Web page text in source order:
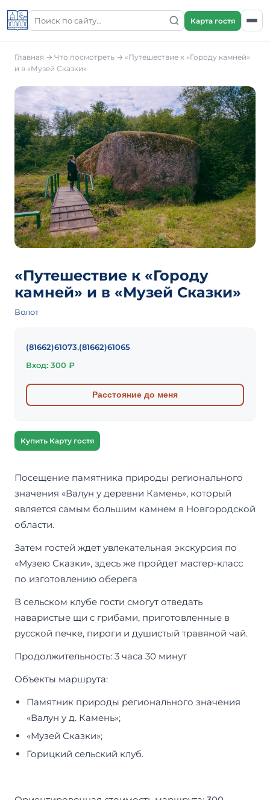
Карта гостя
Главная → Что посмотреть → «Путешествие к «Городу камней»
и в «Музей Сказки»
«Путешествие к «Городу
камней» и в «Музей Сказки»
Волот
(81662)61073,(81662)61065
Вход: 300 ₽
Расстояние до меня
Купить Карту гостя
Посещение памятника природы регионального
значения «Валун у деревни Камень», который
является самым большим камнем в Новгородской
области.
Затем гостей ждет увлекательная экскурсия по
«Музею Сказки», здесь же пройдет мастер-класс
по изготовлению оберега
В сельском клубе гости смогут отведать
наваристые щи с грибами, приготовленные в
русской печке, пироги и душистый травяной чай.
Продолжительность: 3 часа 30 минут
Объекты маршрута:
Памятник природы регионального значения
«Валун у д. Камень»;
«Музей Сказки»;
Горицкий сельский клуб.